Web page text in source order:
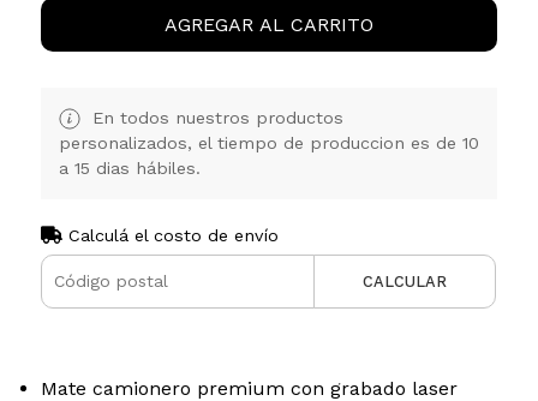
AGREGAR AL CARRITO
En todos nuestros productos
personalizados, el tiempo de produccion es de 10
a 15 dias hábiles.
Calculá el costo de envío
CALCULAR
Mate camionero premium con grabado laser